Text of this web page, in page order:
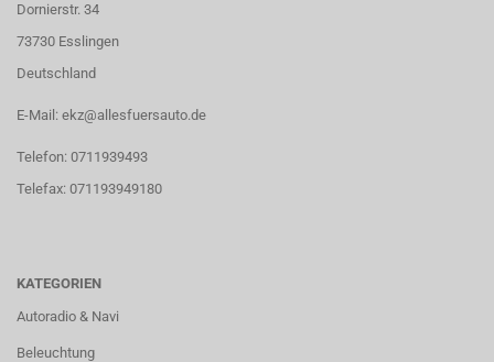
Dornierstr. 34
73730 Esslingen
Deutschland
E-Mail: ekz@allesfuersauto.de
Telefon: 0711939493
Telefax: 071193949180
KATEGORIEN
Autoradio & Navi
Beleuchtung